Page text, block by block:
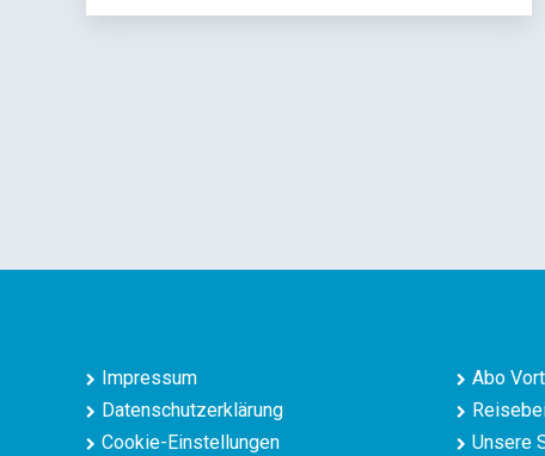
Impressum
Datenschutzerklärung
Cookie-Einstellungen
Abo
Unsere